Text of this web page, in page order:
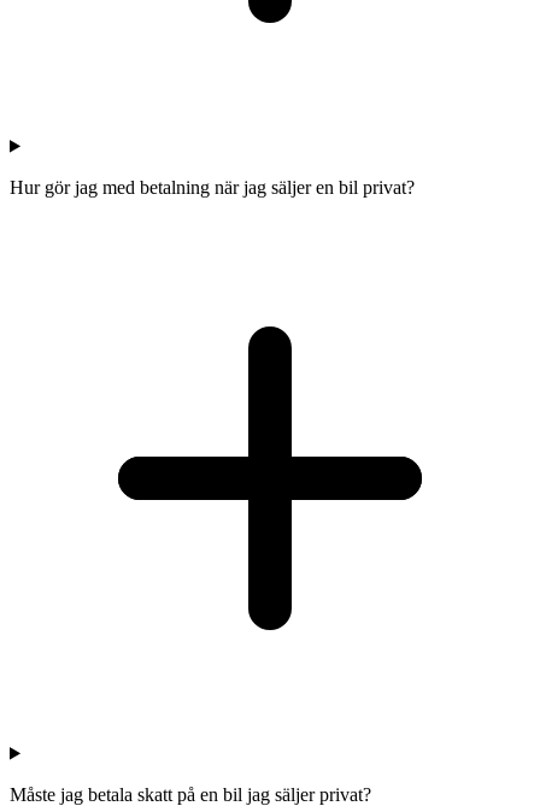
Hur gör jag med betalning när jag säljer en bil privat?
Måste jag betala skatt på en bil jag säljer privat?